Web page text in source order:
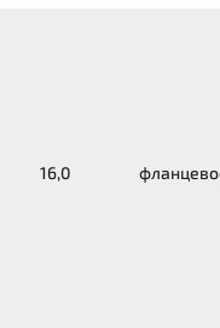
16,0